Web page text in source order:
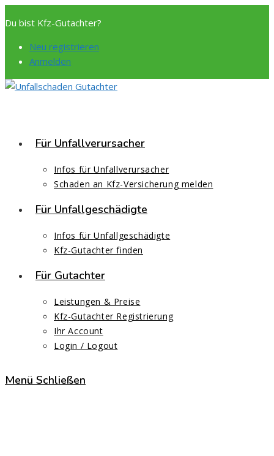
Inhalt
springen
Du bist Kfz-Gutachter?
Neu registrieren
Anmelden
Für Unfallverursacher
Infos für Unfallverursacher
Schaden an Kfz-Versicherung melden
Für Unfallgeschädigte
Infos für Unfallgeschädigte
Kfz-Gutachter finden
Für Gutachter
Leistungen & Preise
Kfz-Gutachter Registrierung
Ihr Account
Login / Logout
Menü Schließen